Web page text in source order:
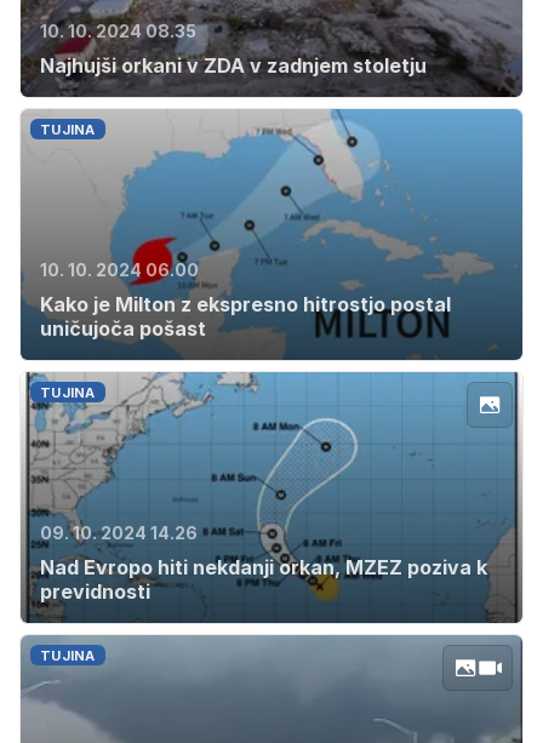
10. 10. 2024 08.35
Najhujši orkani v ZDA v zadnjem stoletju
TUJINA
10. 10. 2024 06.00
Kako je Milton z ekspresno hitrostjo postal
uničujoča pošast
TUJINA
09. 10. 2024 14.26
Nad Evropo hiti nekdanji orkan, MZEZ poziva k
previdnosti
TUJINA